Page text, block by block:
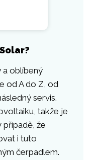
a oblíbený
od A do Z, od
servis.
takže je
případě, že
i tuto
čerpadlem.